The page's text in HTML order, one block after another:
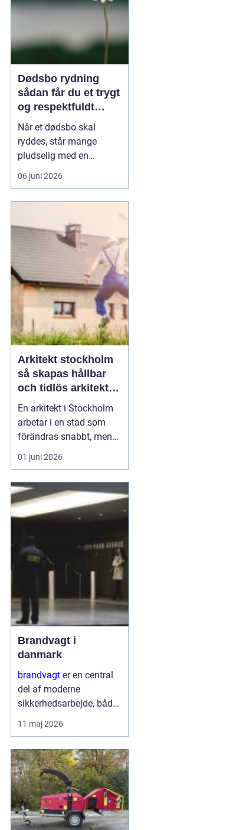
Dødsbo rydning
sådan får du et trygt
og respektfuldt
forløb
Når et dødsbo skal
ryddes, står mange
pludselig med en
praktisk og
følelsesmæssig opgave
rummer minder, og
samtidig er der
tidsfrister, økonomi og
måske uenighed i
familien. Her kan en
professionel løsn...
06 juni 2026
Arkitekt stockholm
så skapas hållbar
och tidlös arkitektur
i huvudstaden
En arkitekt i Stockholm
arbetar i en stad som
förändras snabbt, men
också präglas av starka
historiska lager. Det gör
spännande. När en
privatperson,
fastighetsägare eller
arkitekt i Stockholm
handlar upp...
01 juni 2026
Brandvagt i
danmark
brandvagt er en central
del af moderne
sikkerhedsarbejde, både
på byggepladser, ved
events og i virksomheder
brandrisiko. En
professionel ordning
med brandvagt handler
ikke kun...
11 maj 2026